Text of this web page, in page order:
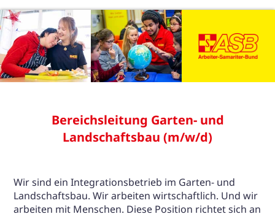
Bereichsleitung Garten- und
Landschaftsbau (m/w/d)
Wir sind ein Integrationsbetrieb im Garten- und
Landschaftsbau. Wir arbeiten wirtschaftlich. Und wir
arbeiten mit Menschen. Diese Position richtet sich an